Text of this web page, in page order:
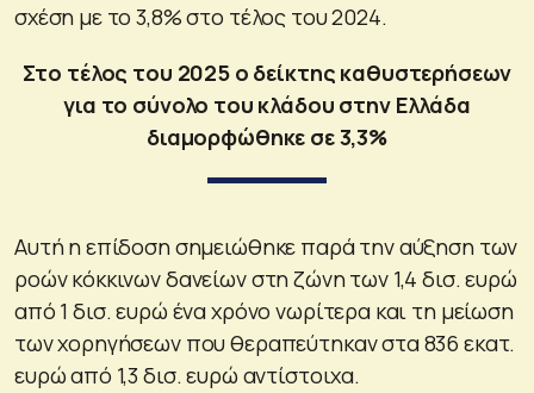
σχέση με το 3,8% στο τέλος του 2024.
Στο τέλος του 2025 ο δείκτης καθυστερήσεων
για το σύνολο του κλάδου στην Ελλάδα
διαμορφώθηκε σε 3,3%
Αυτή η επίδοση σημειώθηκε παρά την αύξηση των
ροών κόκκινων δανείων στη ζώνη των 1,4 δισ. ευρώ
από 1 δισ. ευρώ ένα χρόνο νωρίτερα και τη μείωση
των χορηγήσεων που θεραπεύτηκαν στα 836 εκατ.
ευρώ από 1,3 δισ. ευρώ αντίστοιχα.